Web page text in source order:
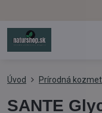
Úvod Prírodná
SANTE